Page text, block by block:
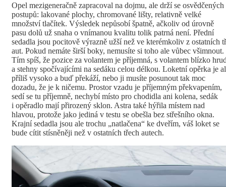
Opel mezigeneračně zapracoval na dojmu, ale drží se osvědčených
postupů: lakované plochy, chromované lišty, relativně velké
množství tlačítek. Výsledek nepůsobí špatně, ačkoliv od úrovně
pasu dolů už snaha o vnímanou kvalitu tolik patrná není. Přední
sedadla jsou pocitově výrazně užší než ve kterémkoliv z ostatních
aut. Pokud nemáte širší boky, nemusíte si toho ale vůbec všimnout.
Tím spíš, že pozice za volantem je příjemná, s volantem blízko
a stehny spočívajícími na sedáku celou délkou. Loketní opěrka je
příliš vysoko a buď překáží, nebo ji musíte posunout tak moc
dozadu, že je k ničemu. Prostor vzadu je příjemným překvapením,
sedí se tu příjemně, nechybí místo pro chodidla ani kolena, sedák
i opěradlo mají přirozený sklon. Astra také hýřila místem nad
hlavou, protože jako jediná v testu se obešla bez střešního okna.
Krajní sedadla jsou ale trochu „natlačena“ ke dveřím, váš loket se
bude cítit stísněněji než v ostatních třech autech.